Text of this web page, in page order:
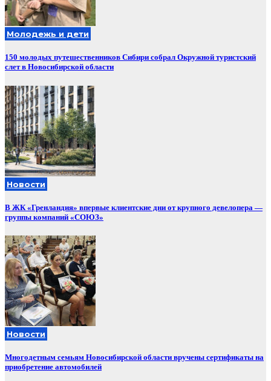
Молодежь и дети
150 молодых путешественников Сибири собрал Окружной туристский
слет в Новосибирской области
Новости
В ЖК «Гренландия» впервые клиентские дни от крупного девелопера —
группы компаний «СОЮЗ»
Новости
Многодетным семьям Новосибирской области вручены сертификаты на
приобретение автомобилей